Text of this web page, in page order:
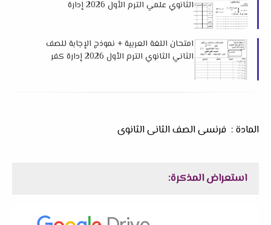
الثانوي علمي الترم الأول 2026 إدارة
امتحان اللغة العربية + نموذج الإجابة للصف
الثاني الثانوي الترم الأول 2026 إدارة كفر
المادة : فرنسى الصف الثانى الثانوى
استعراض المذكرة: